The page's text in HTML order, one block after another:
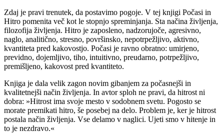
Zdaj je pravi trenutek, da postavimo pogoje. V tej knjigi Počasi in
Hitro pomenita več kot le stopnjo spreminjanja. Sta načina življenja,
filozofija življenja. Hitro je zaposleno, nadzorujoče, agresivno,
naglo, analitično, stresno, površinsko, nepotrpežljivo, aktivno,
kvantiteta pred kakovostjo. Počasi je ravno obratno: umirjeno,
previdno, dojemljivo, tiho, intuitivno, preudarno, potrpežljivo,
premišljeno, kakovost pred kvantiteto.
Knjiga je dala velik zagon novim gibanjem za počasnejši in
kvalitetnejši način življenja. In avtor sploh ne pravi, da hitrost ni
dobra: »Hitrost ima svoje mesto v sodobnem svetu. Pogosto se
morate premikati hitro, še posebej na delo. Problem je, ker je hitrost
postala način življenja. Vse delamo v naglici. Ujeti smo v hitenje in
to je nezdravo.«